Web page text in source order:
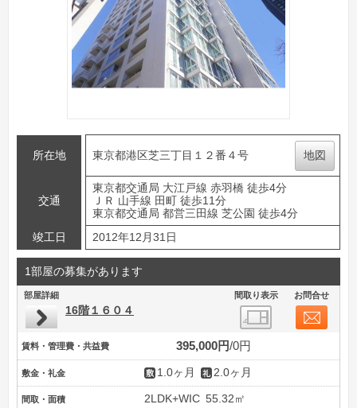
所在地 東京都港区芝三丁目１２番４号 地図
交通
東京都交通局 大江戸線 赤羽橋 徒歩4分
ＪＲ 山手線 田町 徒歩11分
東京都交通局 都営三田線 芝公園 徒歩4分
竣工日
2012年12月31日
1部屋の募集があります
部屋詳細 間取り表示 お問合せ
16階１６０４
賃料・管理費・共益費 395,000円 0円
敷金・礼金 1.0ヶ月 2.0ヶ月
間取・面積 2LDK+WIC 55.32㎡